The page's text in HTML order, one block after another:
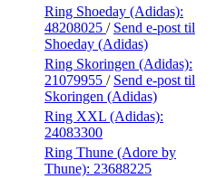
Ring Shoeday (Adidas):
48208025 / Send e-post til
Shoeday (Adidas)
Ring Skoringen (Adidas):
21079955 / Send e-post til
Skoringen (Adidas)
Ring XXL (Adidas):
24083300
Ring Thune (Adore by
Thune): 23688225